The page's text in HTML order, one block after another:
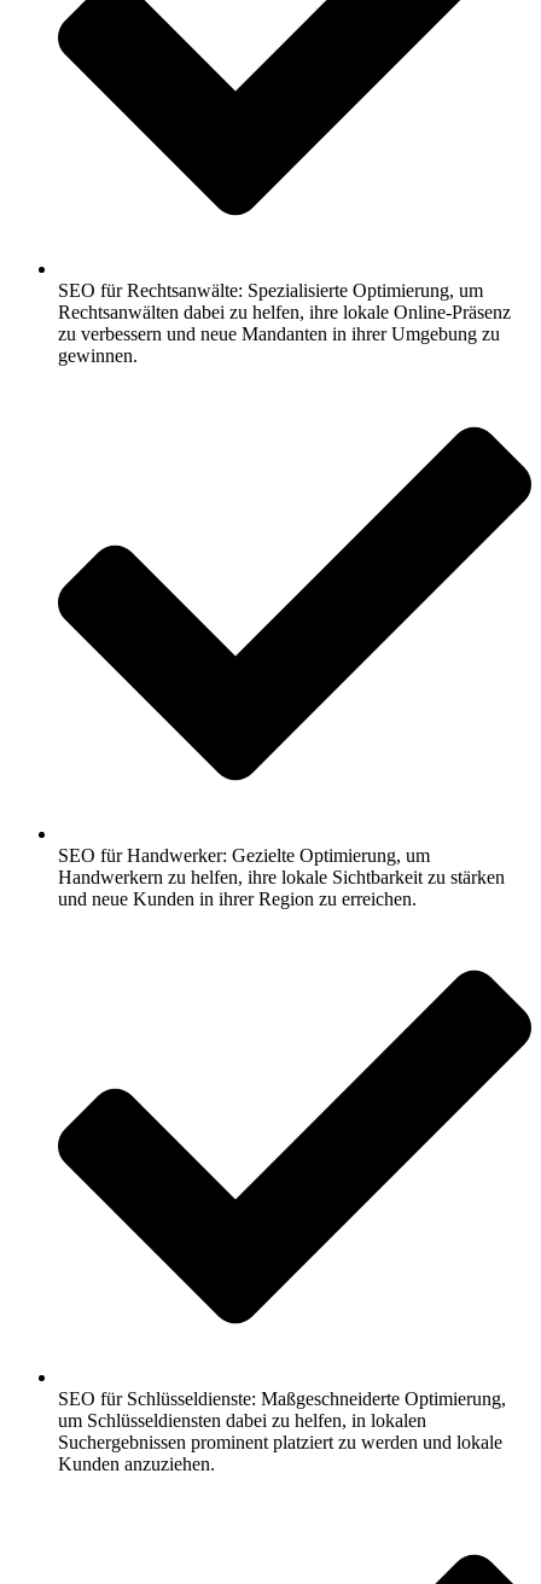
SEO für Rechtsanwälte: Spezialisierte Optimierung, um
Rechtsanwälten dabei zu helfen, ihre lokale Online-Präsenz
zu verbessern und neue Mandanten in ihrer Umgebung zu
gewinnen.
SEO für Handwerker: Gezielte Optimierung, um
Handwerkern zu helfen, ihre lokale Sichtbarkeit zu stärken
und neue Kunden in ihrer Region zu erreichen.
SEO für Schlüsseldienste: Maßgeschneiderte Optimierung,
um Schlüsseldiensten dabei zu helfen, in lokalen
Suchergebnissen prominent platziert zu werden und lokale
Kunden anzuziehen.